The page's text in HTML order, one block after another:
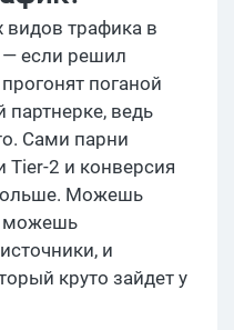
трафика в
— если решил
поганой
ведь
Сами парни
Tier-2 и конверсия
Можешь
можешь
и
круто зайдет у